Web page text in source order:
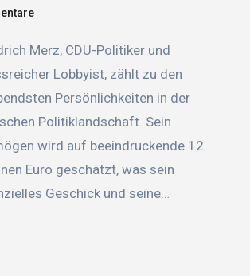
Lobbyist, zählt zu den
Persönlichkeiten in der
Politiklandschaft. Sein
wird auf beeindruckende 12
Euro geschätzt, was sein
Geschick und seine…